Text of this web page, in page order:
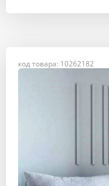
код товара: 10262182